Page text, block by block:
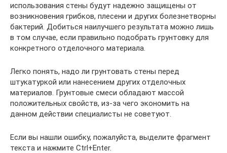
использования стены будут надежно защищены от
возникновения грибков, плесени и других болезнетворны
бактерий. Добиться наилучшего результата можно лишь
в том случае, если правильно подобрать грунтовку для
конкретного отделочного материала.
Легко понять, надо ли грунтовать стены перед
штукатуркой или нанесением других отделочных
материалов. Грунтовые смеси обладают массой
положительных свойств, из-за чего экономить на
данном действии специалисты не советуют.
Если вы нашли ошибку, пожалуйста, выделите фрагмент
текста и нажмите Ctrl+Enter.